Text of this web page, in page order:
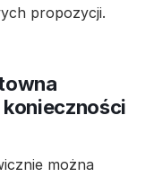
propozycji.
można